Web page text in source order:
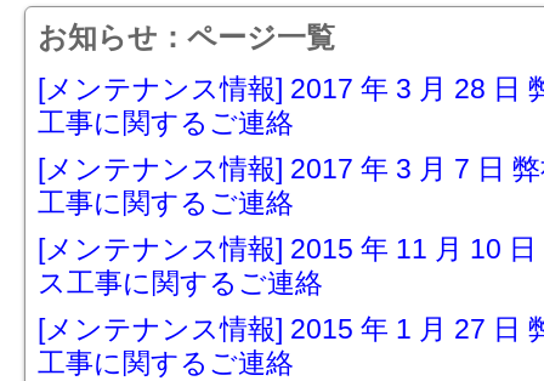
お知らせ：ページ一覧
[メンテナンス情報] 2017 年 3 月 28 日
工事に関するご連絡
[メンテナンス情報] 2017 年 3 月 7 日
工事に関するご連絡
[メンテナンス情報] 2015 年 11 月 10
ス工事に関するご連絡
[メンテナンス情報] 2015 年 1 月 27 日
工事に関するご連絡